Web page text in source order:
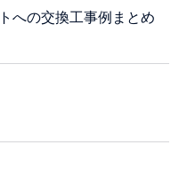
への交換工事例まとめ